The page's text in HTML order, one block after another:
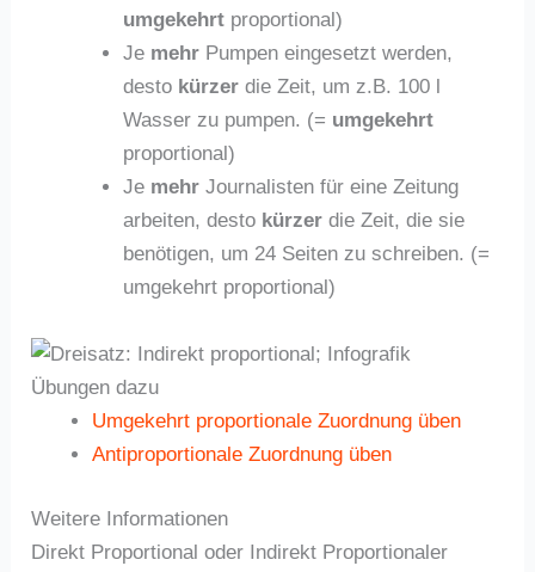
umgekehrtproportional)
Je mehrPumpen eingesetzt werden,
desto kürzerdie Zeit, um z.B. 100 l
Wasser zu pumpen. (= umgekehrt
proportional)
Je mehrJournalisten für eine Zeitung
arbeiten, desto kürzerdie Zeit, die sie
benötigen, um 24 Seiten zu schreiben. (=
umgekehrt proportional)
Übungen dazu
Umgekehrt proportionale Zuordnung üben
Antiproportionale Zuordnung üben
Weitere Informationen
Direkt Proportional oder Indirekt Proportionaler